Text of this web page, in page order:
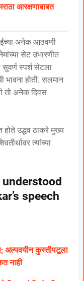
आरक्षणाबाबत
अनेक आठवणी
सेट उभारणीत
सुवर्ण स्पर्श सेटला
भावना होती. सलमान
तो अनेक दिवस
उद्धव ठाकरे मुख्य
त्यांच्या
speech
अल्पवयीन कुस्तीपटूला
नाही